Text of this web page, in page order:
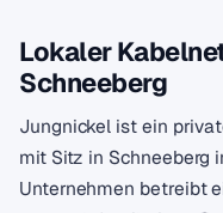
Lokaler
Schneeberg
Jungnickel ist ein
mit Sitz in Schneeberg
Unternehmen betreibt